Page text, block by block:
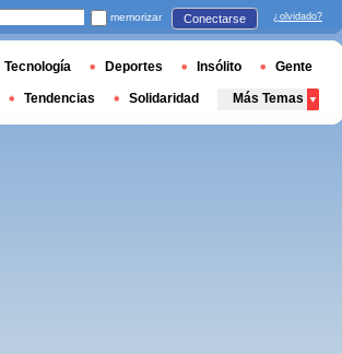
memorizar Conectarse ¿olvidado?
Tecnología Deportes Insólito Gente
Tendencias Solidaridad Más Temas